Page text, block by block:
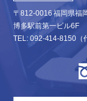
〒812-0016 福岡県福
博多駅前第一ビル6F
TEL: 092-414-8150（